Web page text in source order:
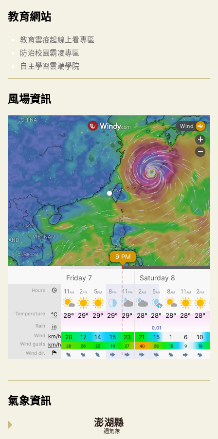
教育網站
教育雲疫起線上看專區
防治校園霸凌專區
自主學習雲端學院
風場資訊
氣象資訊
澎湖縣
一週氣象